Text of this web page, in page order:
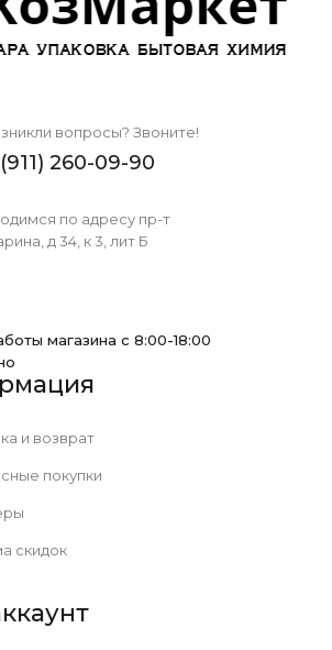
вопросы? Звоните!
260-09-90
по адресу пр-т
д 34, к 3, лит Б
магазина с 8:00-18:00
и возврат
покупки
скидок